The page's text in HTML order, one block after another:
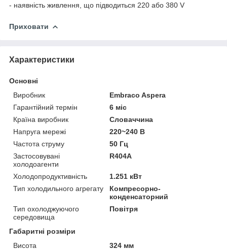
- наявність живлення, що підводиться 220 або 380 V
Приховати
Характеристики
Основні
Виробник
Embraco Aspera
Гарантійний термін
6 міс
Країна виробник
Словаччина
Напруга мережі
220~240 В
Частота струму
50 Гц
Застосовувані
холодоагенти
R404A
Холодопродуктивність
1.251 кВт
Тип холодильного агрегату
Компресорно-
конденсаторний
Тип охолоджуючого
середовища
Повітря
Габаритні розміри
Висота
324 мм